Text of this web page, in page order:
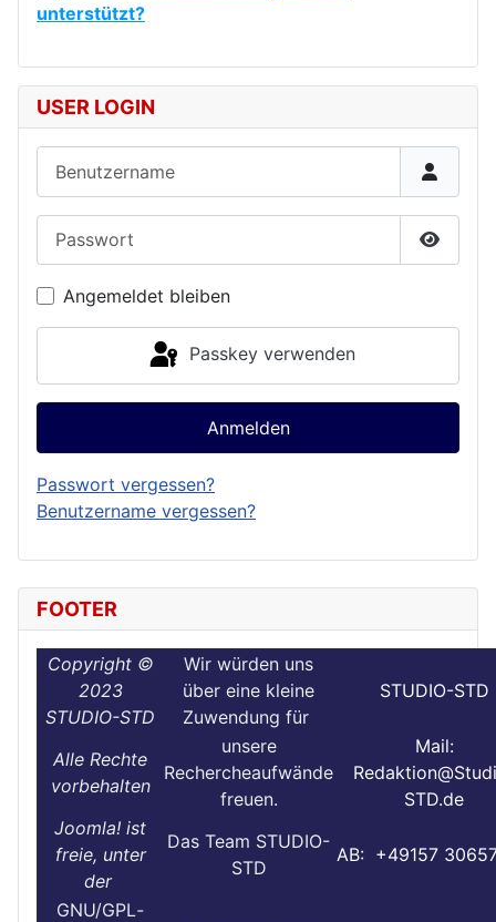
unterstützt?
USER LOGIN
Angemeldet bleiben
Passkey verwenden
Anmelden
Passwort vergessen?
Benutzername vergessen?
FOOTER
Copyright ©
2023
STUDIO-STD
Wir würden uns
über eine kleine
Zuwendung für
STUDIO-STD
Alle Rechte
vorbehalten
unsere
Rechercheaufwände
freuen.
Mail:
STD.de
Joomla! ist
freie, unter
der
Das Team STUDIO-
STD
AB: +49157
GNU/GPL-